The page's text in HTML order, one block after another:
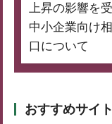
上昇の影響を
中小企業向け
口について
おすすめサイト